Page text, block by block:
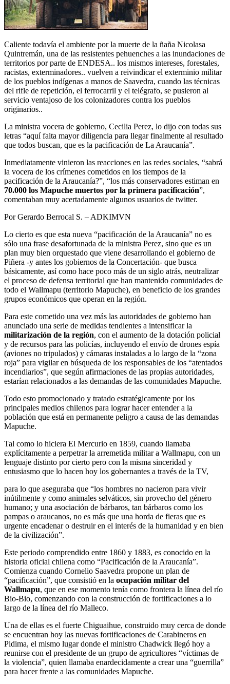
Caliente todavía el ambiente por la muerte de la ñaña Nicolasa
Quintremán, una de las resistentes pehuenches a las inundaciones de
territorios por parte de ENDESA.. los mismos intereses, forestales,
racistas, exterminadores.. vuelven a reivindicar el exterminio militar
de los pueblos indígenas a manos de Saavedra, cuando las técnicas
del rifle de repetición, el ferrocarril y el telégrafo, se pusieron al
servicio ventajoso de los colonizadores contra los pueblos
originarios..
La ministra vocera de gobierno, Cecilia Perez, lo dijo con todas sus
letras “aquí falta mayor diligencia para llegar finalmente al resultado
que todos buscan, que es la pacificación de La Araucanía”.
Inmediatamente vinieron las reacciones en las redes sociales, “sabrá
la vocera de los crímenes cometidos en los tiempos de la
pacificación de la Araucanía?”, “los más conservadores estiman en
70.000 los Mapuche muertos por la primera pacificación”,
comentaban muy acertadamente algunos usuarios de twitter.
Por Gerardo Berrocal S. – ADKIMVN
Lo cierto es que esta nueva “pacificación de la Araucanía” no es
sólo una frase desafortunada de la ministra Perez, sino que es un
plan muy bien orquestado que viene desarrollando el gobierno de
Piñera -y antes los gobiernos de la Concertación- que busca
básicamente, así como hace poco más de un siglo atrás, neutralizar
el proceso de defensa territorial que han mantenido comunidades de
todo el Wallmapu (territorio Mapuche), en beneficio de los grandes
grupos económicos que operan en la región.
Para este cometido una vez más las autoridades de gobierno han
anunciado una serie de medidas tendientes a intensificar la
militarización de la región, con el aumento de la dotación policial
y de recursos para las policías, incluyendo el envío de drones espía
(aviones no tripulados) y cámaras instaladas a lo largo de la “zona
roja” para vigilar en búsqueda de los responsables de los “atentados
incendiarios”, que según afirmaciones de las propias autoridades,
estarían relacionados a las demandas de las comunidades Mapuche.
Todo esto promocionado y tratado estratégicamente por los
principales medios chilenos para lograr hacer entender a la
población que está en permanente peligro a causa de las demandas
Mapuche.
Tal como lo hiciera El Mercurio en 1859, cuando llamaba
explícitamente a perpetrar la arremetida militar a Wallmapu, con un
lenguaje distinto por cierto pero con la misma sinceridad y
entusiasmo que lo hacen hoy los gobernantes a través de la TV,
para lo que aseguraba que “los hombres no nacieron para vivir
inútilmente y como animales selváticos, sin provecho del género
humano; y una asociación de bárbaros, tan bárbaros como los
pampas o araucanos, no es más que una horda de fieras que es
urgente encadenar o destruir en el interés de la humanidad y en bien
de la civilización”.
Este periodo comprendido entre 1860 y 1883, es conocido en la
historia oficial chilena como “Pacificación de la Araucanía”.
Comienza cuando Cornelio Saavedra propone un plan de
“pacificación”, que consistió en la ocupación militar del
Wallmapu, que en ese momento tenía como frontera la línea del río
Bio-Bio, comenzando con la construcción de fortificaciones a lo
largo de la línea del río Malleco.
Una de ellas es el fuerte Chiguaihue, construido muy cerca de donde
se encuentran hoy las nuevas fortificaciones de Carabineros en
Pidima, el mismo lugar donde el ministro Chadwick llegó hoy a
reunirse con el presidente de un grupo de agricultores “víctimas de
la violencia”, quien llamaba enardecidamente a crear una “guerrilla”
para hacer frente a las comunidades Mapuche.